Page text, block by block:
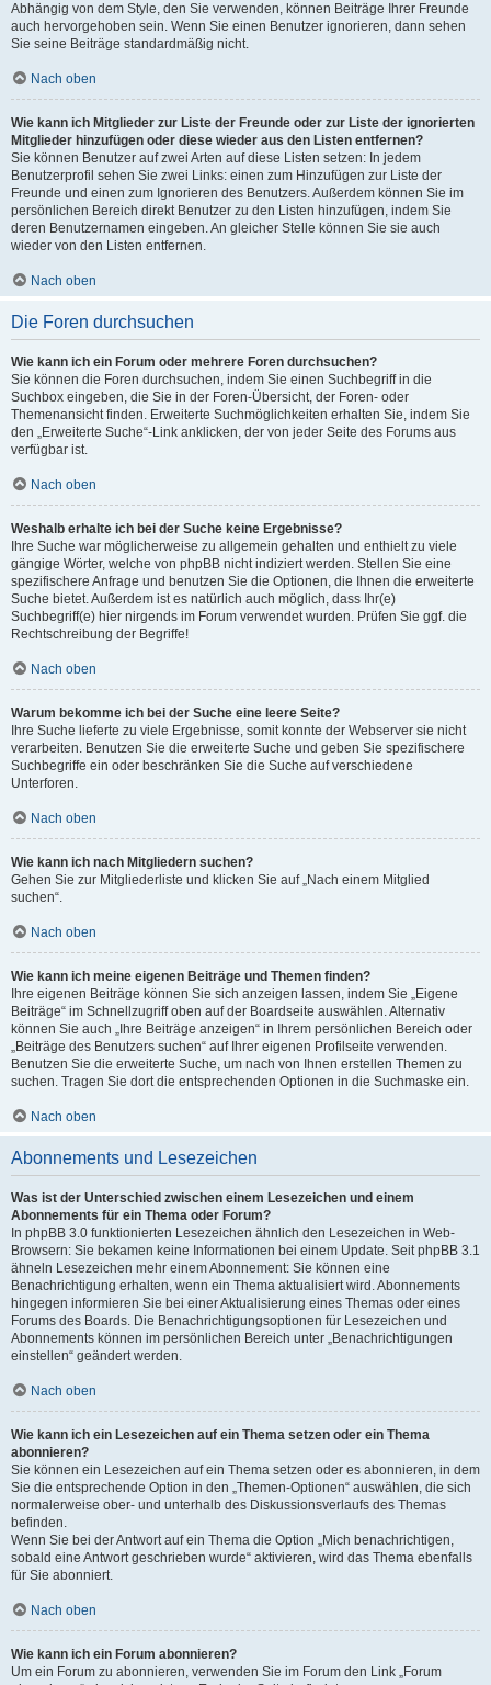
Abhängig von dem Style, den Sie verwenden, können Beiträge Ihrer Freunde
auch hervorgehoben sein. Wenn Sie einen Benutzer ignorieren, dann sehen
Sie seine Beiträge standardmäßig nicht.
Nach oben
Wie kann ich Mitglieder zur Liste der Freunde oder zur Liste der ignorierten
Mitglieder hinzufügen oder diese wieder aus den Listen entfernen?
Sie können Benutzer auf zwei Arten auf diese Listen setzen: In jedem
Benutzerprofil sehen Sie zwei Links: einen zum Hinzufügen zur Liste der
Freunde und einen zum Ignorieren des Benutzers. Außerdem können Sie im
persönlichen Bereich direkt Benutzer zu den Listen hinzufügen, indem Sie
deren Benutzernamen eingeben. An gleicher Stelle können Sie sie auch
wieder von den Listen entfernen.
Nach oben
Die Foren durchsuchen
Wie kann ich ein Forum oder mehrere Foren durchsuchen?
Sie können die Foren durchsuchen, indem Sie einen Suchbegriff in die
Suchbox eingeben, die Sie in der Foren-Übersicht, der Foren- oder
Themenansicht finden. Erweiterte Suchmöglichkeiten erhalten Sie, indem Sie
den „Erweiterte Suche“-Link anklicken, der von jeder Seite des Forums aus
verfügbar ist.
Nach oben
Weshalb erhalte ich bei der Suche keine Ergebnisse?
Ihre Suche war möglicherweise zu allgemein gehalten und enthielt zu viele
gängige Wörter, welche von phpBB nicht indiziert werden. Stellen Sie eine
spezifischere Anfrage und benutzen Sie die Optionen, die Ihnen die erweiterte
Suche bietet. Außerdem ist es natürlich auch möglich, dass Ihr(e)
Suchbegriff(e) hier nirgends im Forum verwendet wurden. Prüfen Sie ggf. die
Rechtschreibung der Begriffe!
Nach oben
Warum bekomme ich bei der Suche eine leere Seite?
Ihre Suche lieferte zu viele Ergebnisse, somit konnte der Webserver sie nicht
verarbeiten. Benutzen Sie die erweiterte Suche und geben Sie spezifischere
Suchbegriffe ein oder beschränken Sie die Suche auf verschiedene
Unterforen.
Nach oben
Wie kann ich nach Mitgliedern suchen?
Gehen Sie zur Mitgliederliste und klicken Sie auf „Nach einem Mitglied
suchen“.
Nach oben
Wie kann ich meine eigenen Beiträge und Themen finden?
Ihre eigenen Beiträge können Sie sich anzeigen lassen, indem Sie „Eigene
Beiträge“ im Schnellzugriff oben auf der Boardseite auswählen. Alternativ
können Sie auch „Ihre Beiträge anzeigen“ in Ihrem persönlichen Bereich oder
„Beiträge des Benutzers suchen“ auf Ihrer eigenen Profilseite verwenden.
Benutzen Sie die erweiterte Suche, um nach von Ihnen erstellen Themen zu
suchen. Tragen Sie dort die entsprechenden Optionen in die Suchmaske ein.
Nach oben
Abonnements und Lesezeichen
Was ist der Unterschied zwischen einem Lesezeichen und einem
Abonnements für ein Thema oder Forum?
In phpBB 3.0 funktionierten Lesezeichen ähnlich den Lesezeichen in Web-
Browsern: Sie bekamen keine Informationen bei einem Update. Seit phpBB 3.1
ähneln Lesezeichen mehr einem Abonnement: Sie können eine
Benachrichtigung erhalten, wenn ein Thema aktualisiert wird. Abonnements
hingegen informieren Sie bei einer Aktualisierung eines Themas oder eines
Forums des Boards. Die Benachrichtigungsoptionen für Lesezeichen und
Abonnements können im persönlichen Bereich unter „Benachrichtigungen
einstellen“ geändert werden.
Nach oben
Wie kann ich ein Lesezeichen auf ein Thema setzen oder ein Thema
abonnieren?
Sie können ein Lesezeichen auf ein Thema setzen oder es abonnieren, in dem
Sie die entsprechende Option in den „Themen-Optionen“ auswählen, die sich
normalerweise ober- und unterhalb des Diskussionsverlaufs des Themas
befinden.
Wenn Sie bei der Antwort auf ein Thema die Option „Mich benachrichtigen,
sobald eine Antwort geschrieben wurde“ aktivieren, wird das Thema ebenfalls
für Sie abonniert.
Nach oben
Wie kann ich ein Forum abonnieren?
Um ein Forum zu abonnieren, verwenden Sie im Forum den Link „Forum